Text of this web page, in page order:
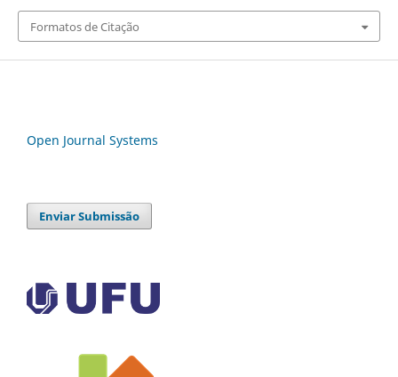
Formatos de Citação
Open Journal Systems
Enviar Submissão